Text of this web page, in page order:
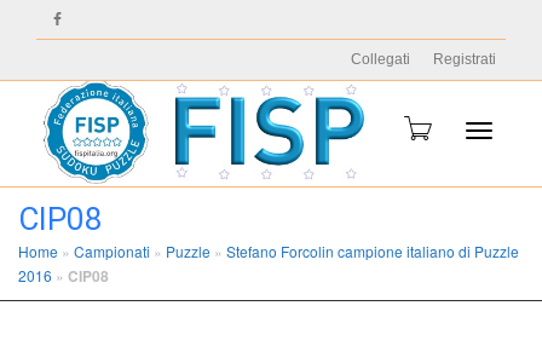
Collegati Registrati
CIP08
Home » Campionati » Puzzle » Stefano Forcolin campione italiano di Puzzle
2016 » CIP08